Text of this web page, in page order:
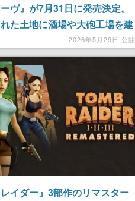
ヴ』が7月31日に発売決定。
た土地に酒場や大砲工場を建
える物資の生産ラインを調整し
奪も
2026年5月29日 公開
イダー』3部作のリマスター